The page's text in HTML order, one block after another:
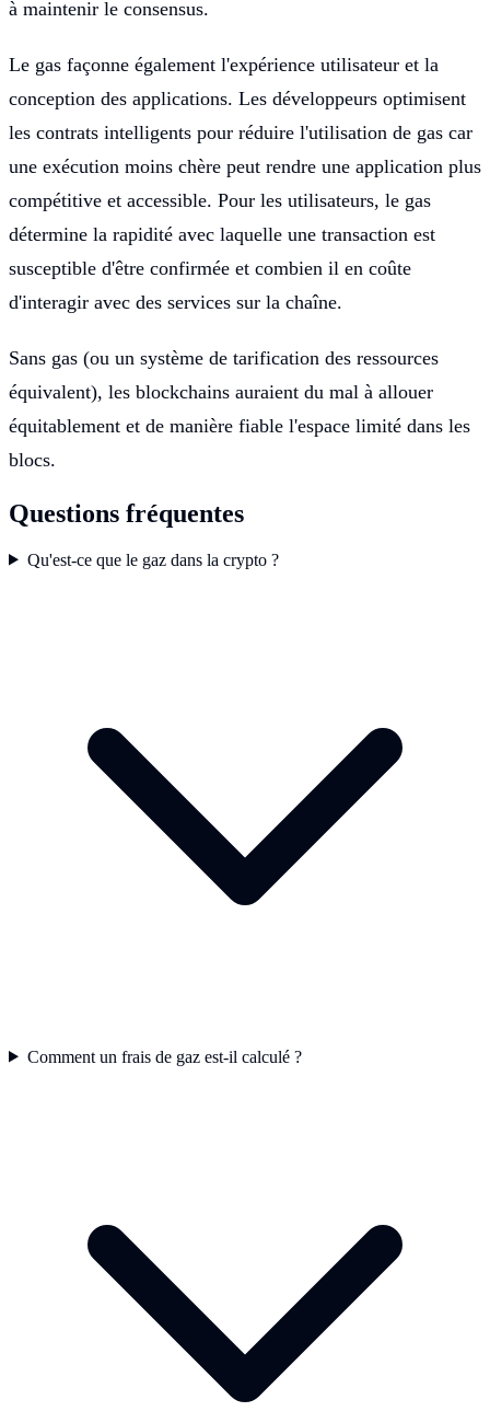
à maintenir le consensus.
Le gas façonne également l'expérience utilisateur et la
conception des applications. Les développeurs optimisent
les contrats intelligents pour réduire l'utilisation de gas car
une exécution moins chère peut rendre une application plus
compétitive et accessible. Pour les utilisateurs, le gas
détermine la rapidité avec laquelle une transaction est
susceptible d'être confirmée et combien il en coûte
d'interagir avec des services sur la chaîne.
Sans gas (ou un système de tarification des ressources
équivalent), les blockchains auraient du mal à allouer
équitablement et de manière fiable l'espace limité dans les
blocs.
Questions fréquentes
Qu'est-ce que le gaz dans la crypto ?
Comment un frais de gaz est-il calculé ?